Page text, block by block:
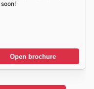
Open brochure